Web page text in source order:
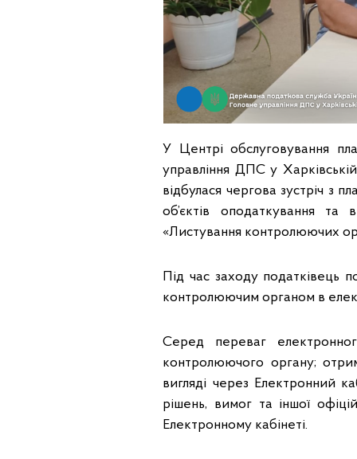
У Центрі обслуговування
управління ДПС у
відбулася чергова зустріч з
об’єктів оподаткування
«Листування контролюючих
Під час заходу податківець
контролюючим органом в
Серед переваг
контролюючого органу;
вигляді через Електронний
рішень, вимог та іншої
Електронному кабінеті.